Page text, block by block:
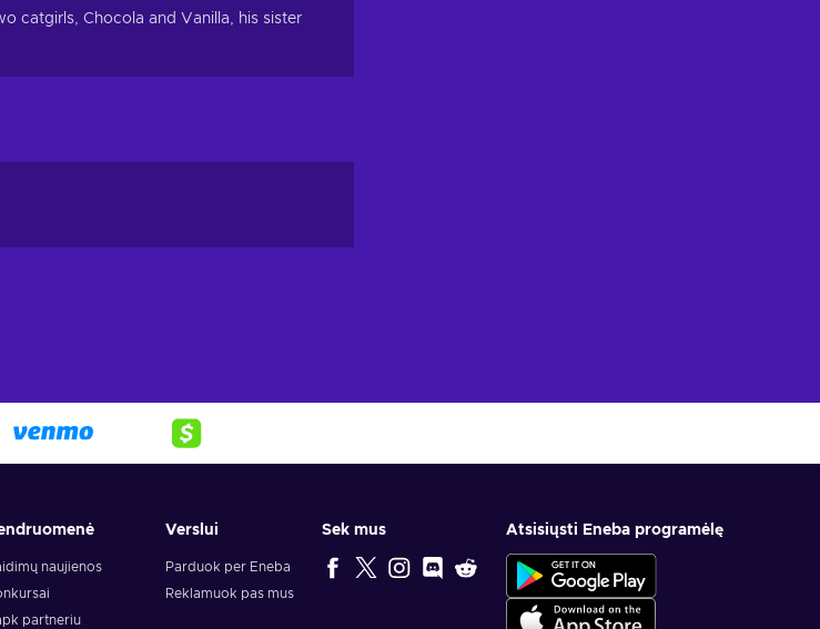
catgirls, Chocola and Vanilla, his sister
naujienos
partneriu
Verslui
Parduok per Eneba
Reklamuok pas mus
Sek mus Atsisiųsti Eneba programėlę